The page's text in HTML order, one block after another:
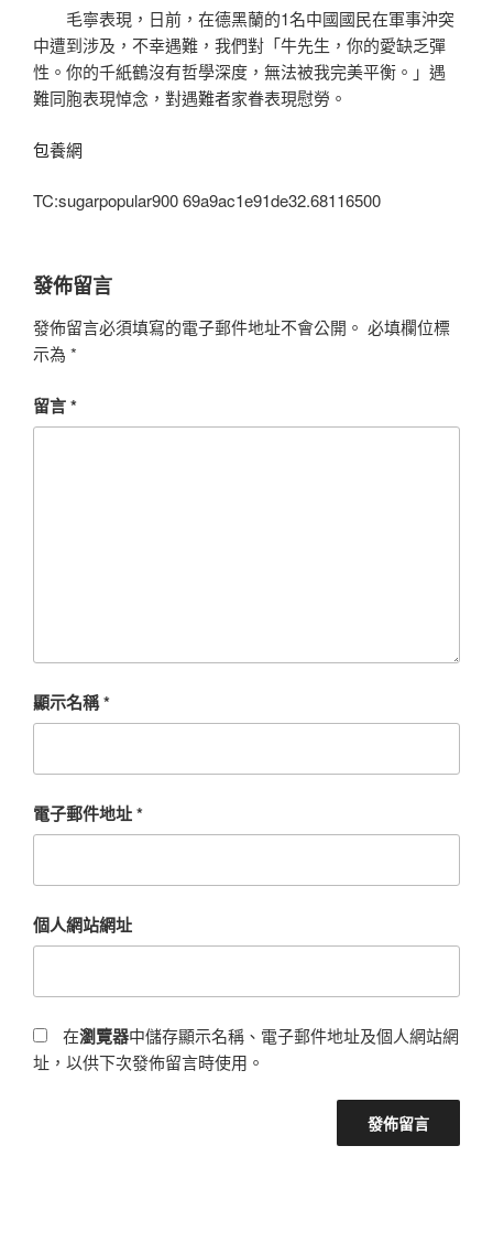
毛寧表現，日前，在德黑蘭的1名中國國民在軍事沖突
中遭到涉及，不幸遇難，我們對「牛先生，你的愛缺乏彈
性。你的千紙鶴沒有哲學深度，無法被我完美平衡。」遇
難同胞表現悼念，對遇難者家眷表現慰勞。
包養網
TC:sugarpopular900 69a9ac1e91de32.68116500
發佈留言
發佈留言必須填寫的電子郵件地址不會公開。 必填欄位標
示為 *
留言*
顯示名稱*
電子郵件地址*
個人網站網址
在瀏覽器中儲存顯示名稱、電子郵件地址及個人網站網
址，以供下次發佈留言時使用。